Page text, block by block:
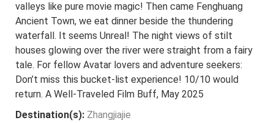
valleys like pure movie magic! Then came Fenghuang
Ancient Town, we eat dinner beside the thundering
waterfall. It seems Unreal! The night views of stilt
houses glowing over the river were straight from a fairy
tale. For fellow Avatar lovers and adventure seekers:
Don’t miss this bucket-list experience! 10/10 would
return. A Well-Traveled Film Buff, May 2025
Destination(s): Zhangjiajie